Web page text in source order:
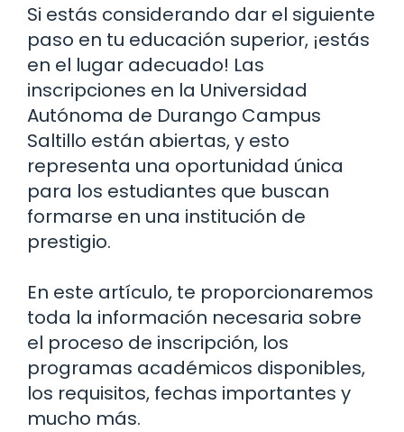
Si estás considerando dar el siguiente
paso en tu educación superior, ¡estás
en el lugar adecuado! Las
inscripciones en la Universidad
Autónoma de Durango Campus
Saltillo están abiertas, y esto
representa una oportunidad única
para los estudiantes que buscan
formarse en una institución de
prestigio.
En este artículo, te proporcionaremos
toda la información necesaria sobre
el proceso de inscripción, los
programas académicos disponibles,
los requisitos, fechas importantes y
mucho más.